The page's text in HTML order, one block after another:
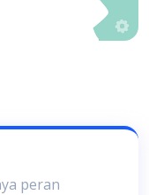
peran